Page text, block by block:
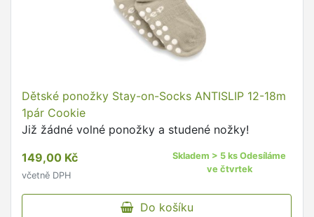
Dětské ponožky Stay-on-Socks ANTISLIP 12-18m
1pár Cookie
Již žádné volné ponožky a studené nožky!
149,00 Kč
včetně DPH
Skladem > 5 ks Odesíláme
ve čtvrtek
Do košíku